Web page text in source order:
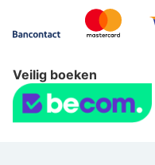
Veilig boeken